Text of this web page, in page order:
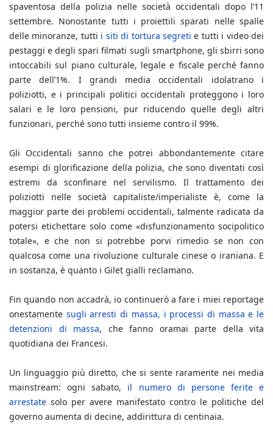
spaventosa della polizia nelle società occidentali dopo l’11
settembre. Nonostante tutti i proiettili sparati nelle spalle
delle minoranze, tutti i siti di tortura segreti e tutti i video dei
pestaggi e degli spari filmati sugli smartphone, gli sbirri sono
intoccabili sul piano culturale, legale e fiscale perché fanno
parte dell’1%. I grandi media occidentali idolatrano i
poliziotti, e i principali politici occidentali proteggono i loro
salari e le loro pensioni, pur riducendo quelle degli altri
funzionari, perché sono tutti insieme contro il 99%.
Gli Occidentali sanno che potrei abbondantemente citare
esempi di glorificazione della polizia, che sono diventati così
estremi da sconfinare nel servilismo. Il trattamento dei
poliziotti nelle società capitaliste/imperialiste è, come la
maggior parte dei problemi occidentali, talmente radicata da
potersi etichettare solo come «disfunzionamento socipolitico
totale», e che non si potrebbe porvi rimedio se non con
qualcosa come una rivoluzione culturale cinese o iraniana. E
in sostanza, è quanto i Gilet gialli reclamano.
Fin quando non accadrà, io continuerò a fare i miei reportage
onestamente sugli arresti di massa, i processi di massa e le
detenzioni di massa, che fanno oramai parte della vita
quotidiana dei Francesi.
Un linguaggio più diretto, che si sente raramente nei media
mainstream: ogni sabato, il numero di persone ferite e
arrestate solo per avere manifestato contro le politiche del
governo aumenta di decine, addirittura di centinaia.